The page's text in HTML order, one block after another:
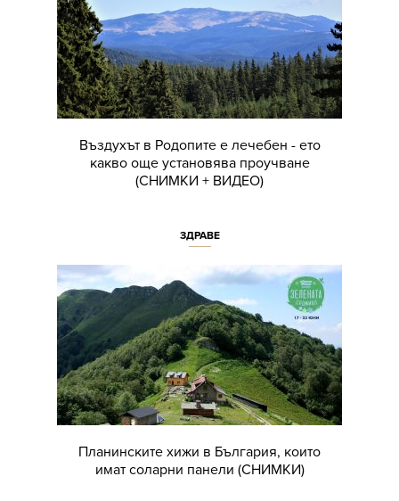
Въздухът в Родопите е лечебен - ето
какво още установява проучване
(СНИМКИ + ВИДЕО)
ЗДРАВЕ
Планинските хижи в България, които
имат соларни панели (СНИМКИ)